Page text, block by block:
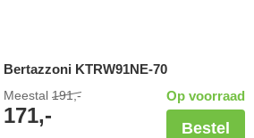
Bertazzoni KTRW91NE-70
Meestal 191,-
171,-
Op voorraad
Bestel